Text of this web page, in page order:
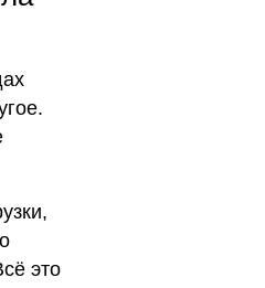
это